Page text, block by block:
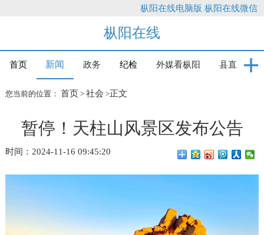
枞阳在线电脑版 枞阳在线微信
枞阳在线
首页 新闻 政务 纪检 外媒看枞阳 县直
您当前的位置： 首页 > 社会 >正文
暂停！天柱山风景区发布公告
时间：2024-11-16 09:45:20